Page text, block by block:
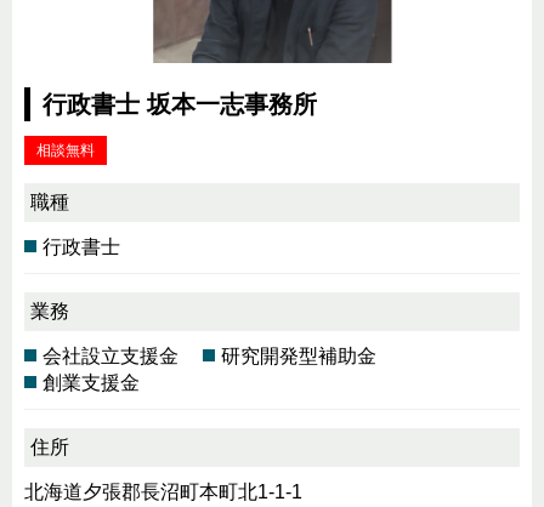
行政書士 坂本一志事務所
相談無料
職種
行政書士
業務
会社設立支援金
研究開発型補助金
創業支援金
住所
北海道夕張郡長沼町本町北1-1-1